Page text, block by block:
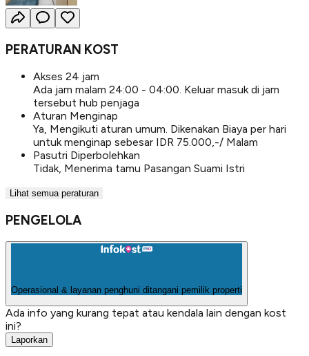
PERATURAN KOST
Akses 24 jam
Ada jam malam 24:00 - 04:00. Keluar masuk di jam
tersebut hub penjaga
Aturan Menginap
Ya, Mengikuti aturan umum. Dikenakan Biaya per hari
untuk menginap sebesar IDR 75.000,-/ Malam
Pasutri Diperbolehkan
Tidak, Menerima tamu Pasangan Suami Istri
Lihat semua peraturan
PENGELOLA
Operasional & layanan penghuni ditangani pemilik properti
Ada info yang kurang tepat atau kendala lain dengan kost
ini?
Laporkan